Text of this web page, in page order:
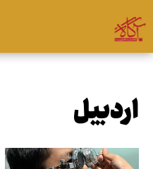
اردبیل